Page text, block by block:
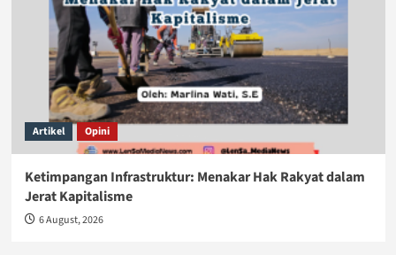
Artikel Opini
Ketimpangan Infrastruktur: Menakar Hak Rakyat dalam
Jerat Kapitalisme
6 August, 2026